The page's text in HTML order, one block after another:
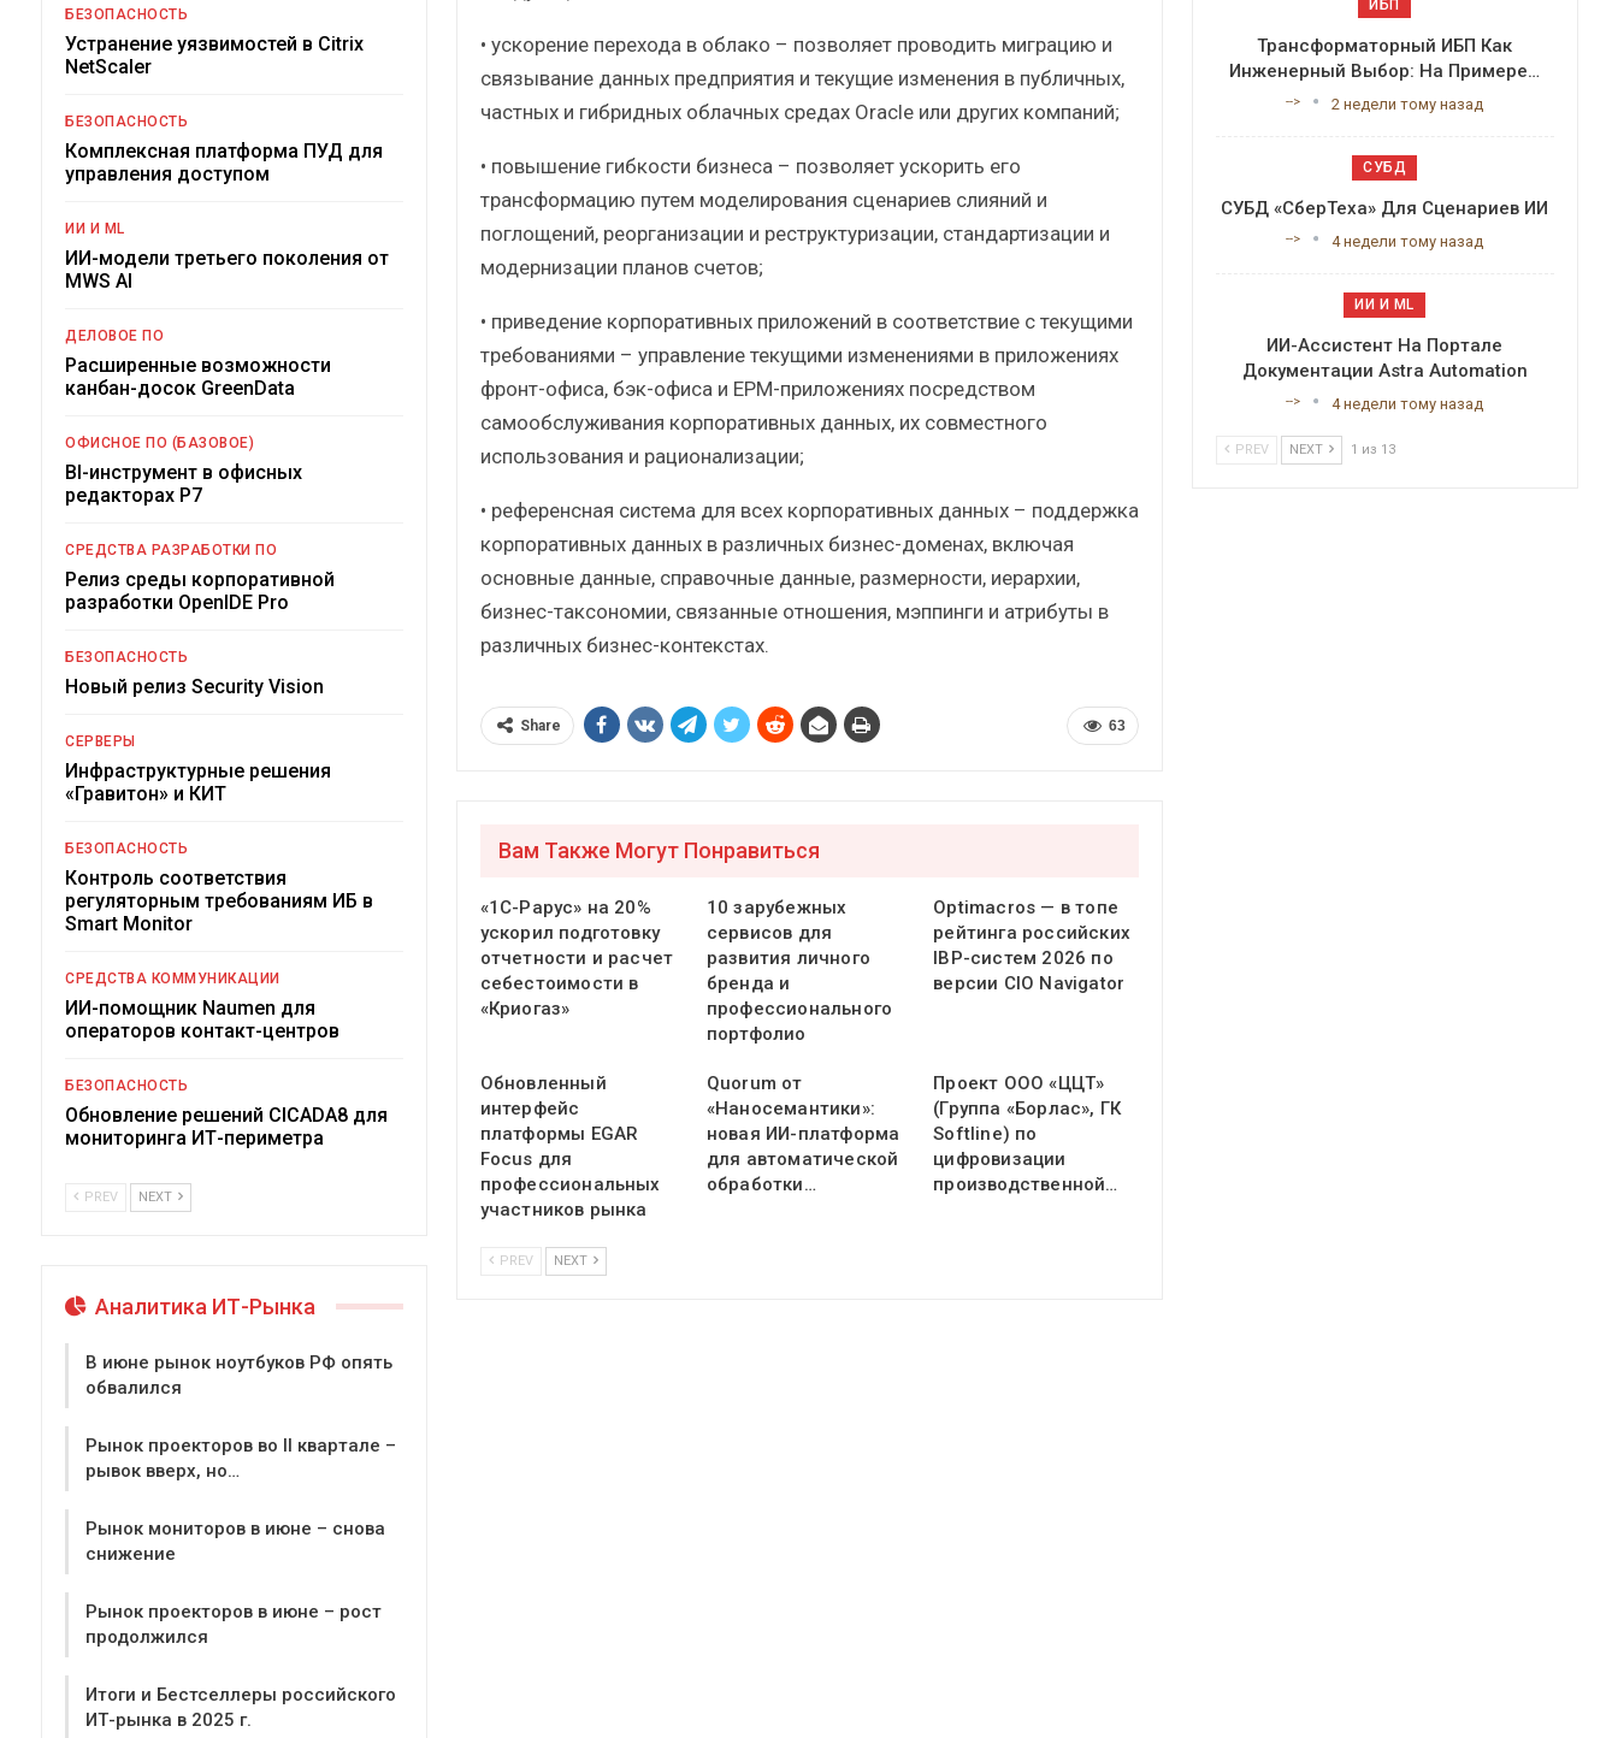
• ускорение перехода в облако – позволяет проводить миграцию и
связывание данных предприятия и текущие изменения в публичных,
частных и гибридных облачных средах Oracle или других компаний;
• повышение гибкости бизнеса – позволяет ускорить его
трансформацию путем моделирования сценариев слияний и
поглощений, реорганизации и реструктуризации, стандартизации и
модернизации планов счетов;
• приведение корпоративных приложений в соответствие с текущими
требованиями – управление текущими изменениями в приложениях
фронт-офиса, бэк-офиса и EPM-приложениях посредством
самообслуживания корпоративных данных, их совместного
использования и рационализации;
• референсная система для всех корпоративных данных – поддержка
корпоративных данных в различных бизнес-доменах, включая
основные данные, справочные данные, размерности, иерархии,
бизнес-таксономии, связанные отношения, мэппинги и атрибуты в
различных бизнес-контекстах.
63
Share
Вам Также Могут Понравиться
«1С-Рарус» на 20%
ускорил подготовку
отчетности и расчет
себестоимости в
«Криогаз»
10 зарубежных
сервисов для
развития личного
бренда и
профессионального
портфолио
Optimacros — в топе
рейтинга российских
IBP-систем 2026 по
версии CIO Navigator
Обновленный
интерфейс
платформы EGAR
Focus для
профессиональных
участников рынка
Quorum от
«Наносемантики»:
новая ИИ-платформа
для автоматической
обработки…
Проект ООО «ЦЦТ»
(Группа «Борлас», ГК
Softline) по
цифровизации
производственной…
PREV NEXT
БЕЗОПАСНОСТЬ
Устранение уязвимостей в Citrix
NetScaler
БЕЗОПАСНОСТЬ
Комплексная платформа ПУД для
управления доступом
ИИ И ML
ИИ-модели третьего поколения от
MWS AI
ДЕЛОВОЕ ПО
Расширенные возможности
канбан-досок GreenData
ОФИСНОЕ ПО (БАЗОВОЕ)
BI-инструмент в офисных
редакторах Р7
СРЕДСТВА РАЗРАБОТКИ ПО
Релиз среды корпоративной
разработки OpenIDE Pro
БЕЗОПАСНОСТЬ
Новый релиз Security Vision
СЕРВЕРЫ
Инфраструктурные решения
«Гравитон» и КИТ
БЕЗОПАСНОСТЬ
Контроль соответствия
регуляторным требованиям ИБ в
Smart Monitor
СРЕДСТВА КОММУНИКАЦИИ
ИИ-помощник Naumen для
операторов контакт-центров
БЕЗОПАСНОСТЬ
Обновление решений CICADA8 для
мониторинга ИТ-периметра
PREV NEXT
Аналитика ИТ-Рынка
В июне рынок ноутбуков РФ опять
обвалился
Рынок проекторов во II квартале –
рывок вверх, но…
Рынок мониторов в июне – снова
снижение
Рынок проекторов в июне – рост
продолжился
Итоги и Бестселлеры российского
ИТ-рынка в 2025 г.
ИБП
Трансформаторный ИБП Как
Инженерный Выбор: На Примере…
--> 2 недели тому назад
СУБД
СУБД «СберТеха» Для Сценариев ИИ
--> 4 недели тому назад
ИИ И ML
ИИ-Ассистент На Портале
Документации Astra Automation
--> 4 недели тому назад
PREV NEXT 1 из 13